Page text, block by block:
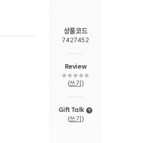
상품코드
7427452
Review
(쓰기 )
Gift Talk
(쓰기 )